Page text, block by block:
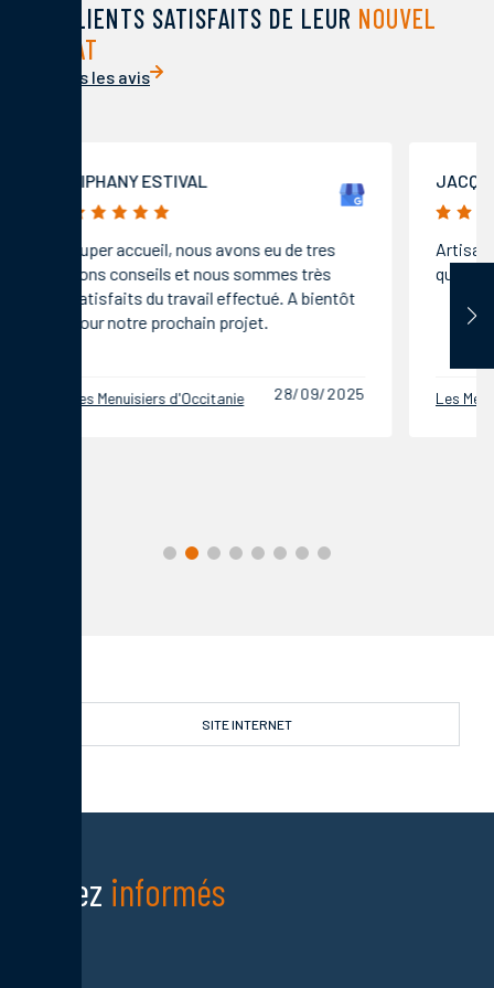
DES CLIENTS SATISFAITS DE LEUR NOUVEL
HABITAT
Voir tous les avis
TIPHANY ESTIVAL
5/5
Super accueil, nous avons eu de tres
bons conseils et nous sommes très
satisfaits du travail effectué. A bientôt
pour notre prochain projet.
Les Menuisiers d'Occitanie 28/09/2025
5/5
Artisan
qualité
Les
SITE INTERNET
Restez informés